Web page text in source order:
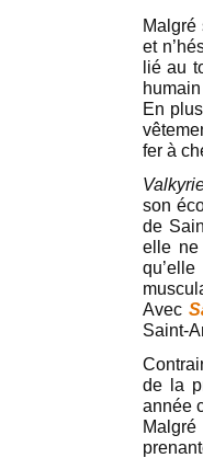
Malgré
et
lié au
En
fer à
son
de
elle ne
Avec
Saint-
de la
année